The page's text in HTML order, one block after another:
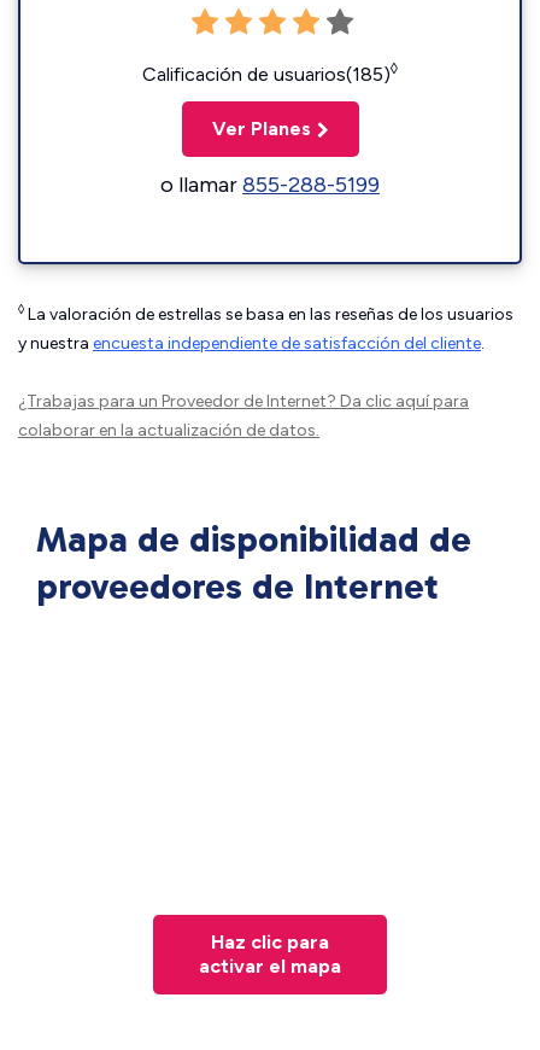
Calificación de usuarios(185)◊
Ver Planes
o llamar855-288-5199
◊ La valoración de estrellas se basa en las reseñas de los usuarios
y nuestra encuesta independiente de satisfacción del cliente.
¿Trabajas para un Proveedor de Internet? Da clic aquípara
colaborar en la actualización de datos.
Mapa de disponibilidad de
proveedores de Internet
Haz clic para
activar el mapa